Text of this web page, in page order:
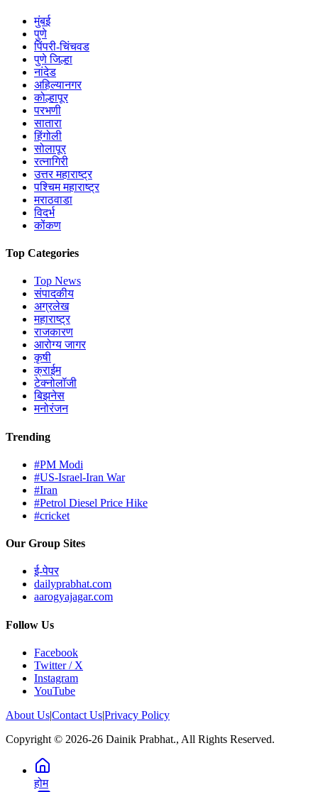
मुंबई
पुणे
पिंपरी-चिंचवड
पुणे जिल्हा
नांदेड
अहिल्यानगर
कोल्हापूर
परभणी
सातारा
हिंगोली
सोलापूर
रत्नागिरी
उत्तर महाराष्ट्र
पश्चिम महाराष्ट्र
मराठवाडा
विदर्भ
कोंकण
Top Categories
Top News
संपादकीय
अग्रलेख
महाराष्ट्र
राजकारण
आरोग्य जागर
कृषी
क्राईम
टेक्नोलॉजी
बिझनेस
मनोरंजन
Trending
#PM Modi
#US-Israel-Iran War
#Iran
#Petrol Diesel Price Hike
#cricket
Our Group Sites
ई-पेपर
dailyprabhat.com
aarogyajagar.com
Follow Us
Facebook
Twitter / X
Instagram
YouTube
About Us|Contact Us|Privacy Policy
Copyright © 2026-26 Dainik Prabhat., All Rights Reserved.
होम